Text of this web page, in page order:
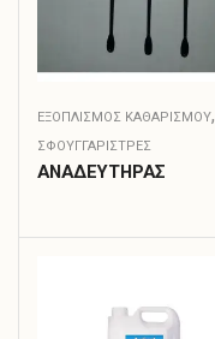
ΕΞΟΠΛΙΣΜΟΣ ΚΑΘΑΡΙΣΜΟΥ,
ΣΦΟΥΓΓΑΡΊΣΤΡΕΣ
ΑΝΑΔΕΥΤΗΡΑΣ